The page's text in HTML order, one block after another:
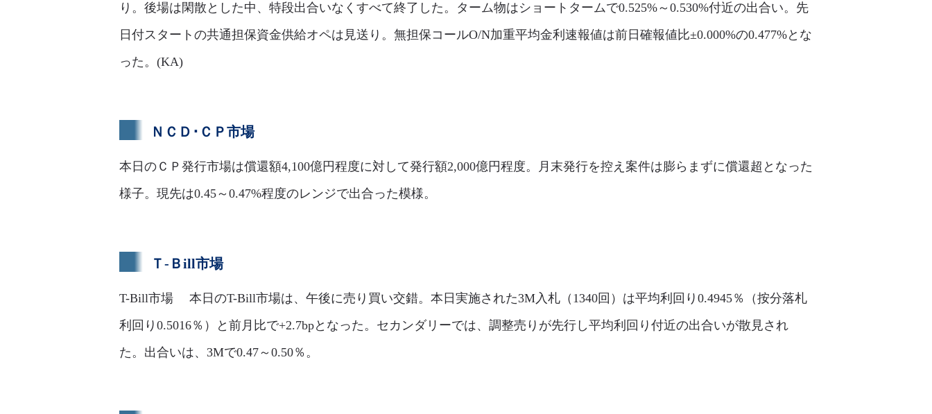
り。後場は閑散とした中、特段出合いなくすべて終了した。ターム物はショートタームで0.525%～0.530%付近の出合い。先
日付スタートの共通担保資金供給オペは見送り。無担保コールO/N加重平均金利速報値は前日確報値比±0.000%の0.477%とな
った。(KA)
ＮＣＤ･ＣＰ市場
本日のＣＰ発行市場は償還額4,100億円程度に対して発行額2,000億円程度。月末発行を控え案件は膨らまずに償還超となった
様子。現先は0.45～0.47%程度のレンジで出合った模様。
Ｔ-Ｂill市場
T-Bill市場 本日のT-Bill市場は、午後に売り買い交錯。本日実施された3M入札（1340回）は平均利回り0.4945％（按分落札
利回り0.5016％）と前月比で+2.7bpとなった。セカンダリーでは、調整売りが先行し平均利回り付近の出合いが散見され
た。出合いは、3Mで0.47～0.50％。